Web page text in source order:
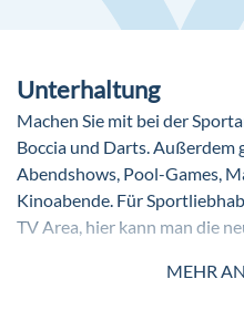
Unterhaltung
Machen Sie mit bei der
Boccia und Darts. Außerdem
Abendshows, Pool-Games,
Kinoabende. Für
TV Area, hier kann man die
White Party, 90er Party und
MEHR